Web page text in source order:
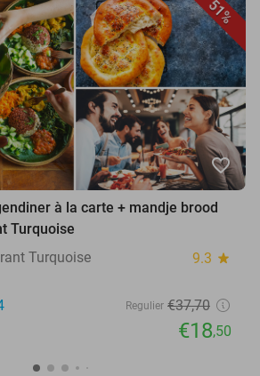
51%
favorite_border
à la carte + mandje brood
Turquoise
Turquoise
9.3 star
Regulier €37,70
€18,50